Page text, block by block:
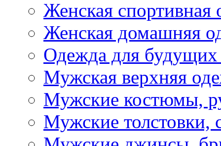
Женская спортивная
Женская домашняя
Одежда для
Мужская верхняя
Мужские костюмы,
Мужские толстовки,